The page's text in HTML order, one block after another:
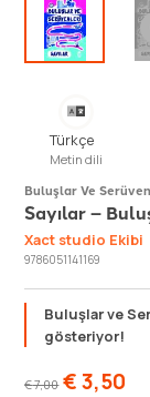
Türkçe
Metin dili
Buluşlar Ve
Sayılar –
Xact studio Ekibi
9786051141169
Buluşlar ve
gösteriyor!
€7,00 €3,50